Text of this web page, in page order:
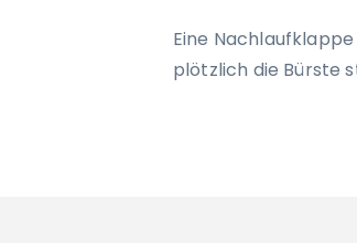
Eine
plötzlich die Bürste